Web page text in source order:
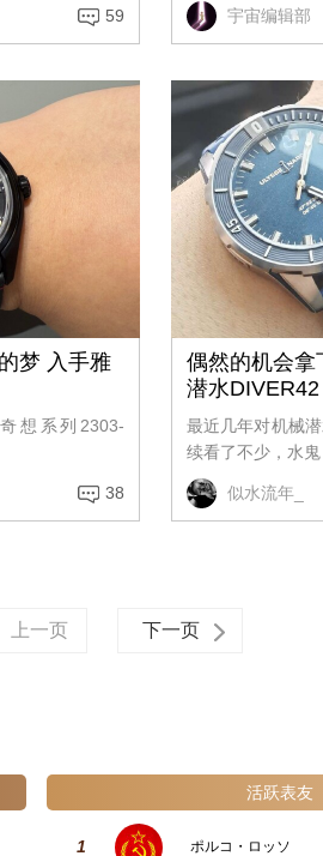
59 宇宙编辑部
梦 入手雅
想系列2303-
38
偶然的机会拿
潜水
最近几年对机械
续看了不少，水鬼
似水流年_
下一页
上一页
活跃表友
1 ポルコ・ロッソ